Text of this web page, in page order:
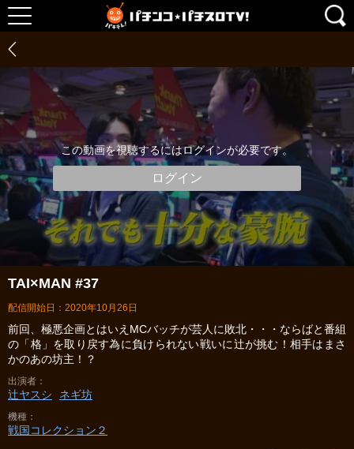
この動画を視聴するにはログインが必要です。
ログイン
TAI×MAN #37
配信開始日：2020年10月26日
前回、極悪企画とはいえMCバッチが芸人に敗北・・・ならばと番組
の「格」を取り戻す為に負けられない戦いに辻が挑む！相手はまさ
かのあの坊主！？
出演者
辻ヤスシ ネギ坊
機種
戦国コレクション２